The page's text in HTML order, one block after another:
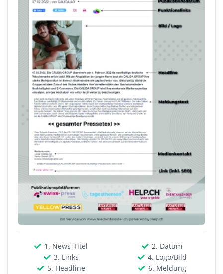
1. News-Titel
2. Datum
3. Links
4. Logo/Bild
5. Headline
6. Meldung